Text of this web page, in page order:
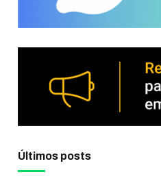
Últimos posts